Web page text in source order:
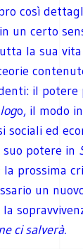
così
un certo
la sua
il potere
o, il modo
sociali ed
potere in
prossima
un
ci salverà.